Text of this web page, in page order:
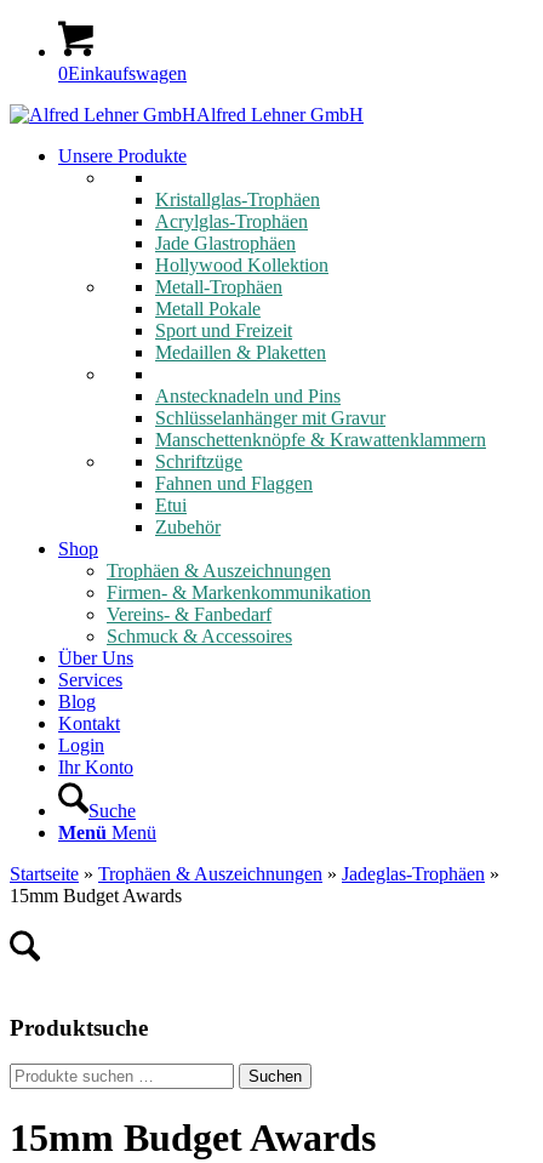
0Einkaufswagen
Alfred Lehner GmbH
Unsere Produkte
Kristallglas-Trophäen
Acrylglas-Trophäen
Jade Glastrophäen
Hollywood Kollektion
Metall-Trophäen
Metall Pokale
Sport und Freizeit
Medaillen & Plaketten
Anstecknadeln und Pins
Schlüsselanhänger mit Gravur
Manschettenknöpfe & Krawattenklammern
Schriftzüge
Fahnen und Flaggen
Etui
Zubehör
Shop
Trophäen & Auszeichnungen
Firmen- & Markenkommunikation
Vereins- & Fanbedarf
Schmuck & Accessoires
Über Uns
Services
Blog
Kontakt
Login
Ihr Konto
Suche
Menü Menü
Startseite » Trophäen & Auszeichnungen » Jadeglas-Trophäen »
15mm Budget Awards
Produktsuche
Suche
nach:
Suchen
15mm Budget Awards